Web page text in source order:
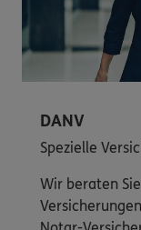
DANV
Spezielle
Wir beraten